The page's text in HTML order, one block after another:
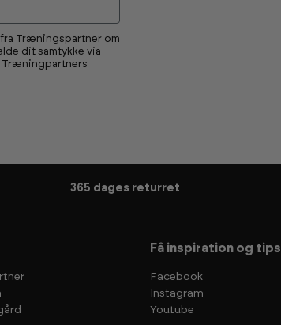
Træningspartner om
dit samtykke via
Træningpartners
365 dages returret
Få inspiration og tips
Facebook
Instagram
Youtube